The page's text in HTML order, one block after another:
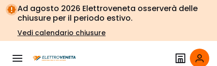
Vai alla
navigazione
Vai
alla
pagina
Ad agosto 2026 Elettroveneta osserverà delle
chiusure per il periodo estivo.
Vedi calendario chiusure